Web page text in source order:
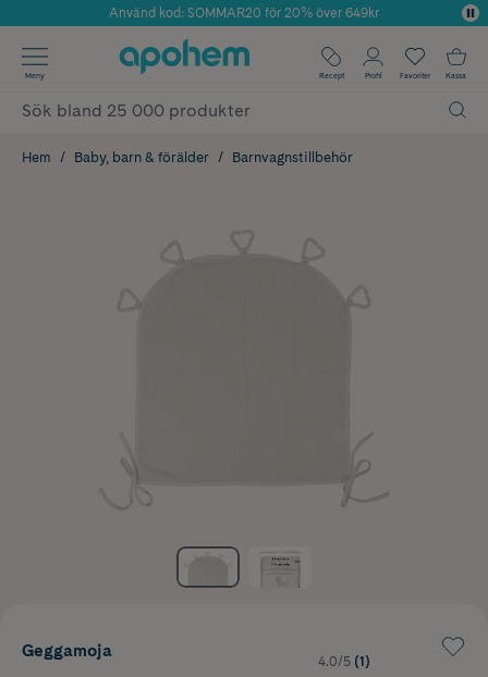
Årets Butik 2025 inom Skönhet
Använd kod: SOMMAR20 för 20% över 649kr
✓ Fri frakt
✓ Poäng på alla köp*
Meny Recept Profil Favoriter Kassa
Hem Baby, barn & förälder Barnvagnstillbehör
Geggamoja
4.0/5 (1)